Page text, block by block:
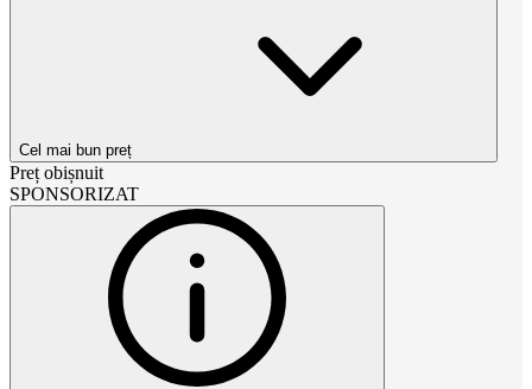
Cel mai bun preț
Preț obișnuit
SPONSORIZAT